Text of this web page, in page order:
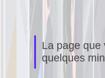
La page que
quelques